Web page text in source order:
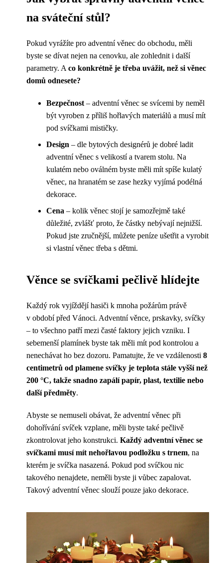
na sváteční stůl?
Pokud vyrážíte pro adventní věnec do obchodu, měli
byste se dívat nejen na cenovku, ale zohlednit i další
parametry. A co konkrétně je třeba uvážit, než si věnec
domů odnesete?
Bezpečnost – adventní věnec se svícemi by neměl
být vyroben z příliš hořlavých materiálů a musí mít
pod svíčkami mističky.
Design – dle bytových designérů je dobré ladit
adventní věnec s velikostí a tvarem stolu. Na
kulatém nebo oválném byste měli mít spíše kulatý
věnec, na hranatém se zase hezky vyjímá podélná
dekorace.
Cena – kolik věnec stojí je samozřejmě také
důležité, zvlášť proto, že částky nebývají nejnižší.
Pokud jste zručnější, můžete peníze ušetřit a vyrobit
si vlastní věnec třeba s dětmi.
Věnce se svíčkami pečlivě hlídejte
Každý rok vyjíždějí hasiči k mnoha požárům právě
v období před Vánoci. Adventní věnce, prskavky, svíčky
– to všechno patří mezi časté faktory jejich vzniku. I
sebemenší plamínek byste tak měli mít pod kontrolou a
nenechávat ho bez dozoru. Pamatujte, že ve vzdálenosti 8
centimetrů od plamene svíčky je teplota stále vyšší než
200 °C, takže snadno zapálí papír, plast, textilie nebo
další předměty.
Abyste se nemuseli obávat, že adventní věnec při
dohořívání svíček vzplane, měli byste také pečlivě
zkontrolovat jeho konstrukci. Každý adventní věnec se
svíčkami musí mít nehořlavou podložku s trnem, na
kterém je svíčka nasazená. Pokud pod svíčkou nic
takového nenajdete, neměli byste ji vůbec zapalovat.
Takový adventní věnec slouží pouze jako dekorace.